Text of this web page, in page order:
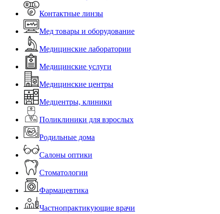
Контактные линзы
Мед товары и оборудование
Медицинские лаборатории
Медицинские услуги
Медицинские центры
Медцентры, клиники
Поликлиники для взрослых
Родильные дома
Салоны оптики
Стоматологии
Фармацевтика
Частнопрактикующие врачи